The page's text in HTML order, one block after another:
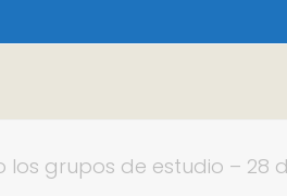
grupos de estudio – 28